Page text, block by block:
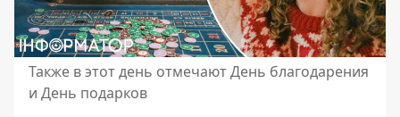
Также в этот день отмечают День благодарения
и День подарков